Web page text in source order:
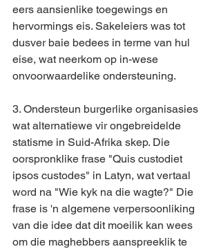
eers aansienlike toegewings en
hervormings eis. Sakeleiers was tot
dusver baie bedees in terme van hul
eise, wat neerkom op in-wese
onvoorwaardelike ondersteuning.
3. Ondersteun burgerlike organisasies
wat alternatiewe vir ongebreidelde
statisme in Suid-Afrika skep. Die
oorspronklike frase "Quis custodiet
ipsos custodes" in Latyn, wat vertaal
word na "Wie kyk na die wagte?" Die
frase is 'n algemene verpersoonliking
van die idee dat dit moeilik kan wees
om die maghebbers aanspreeklik te